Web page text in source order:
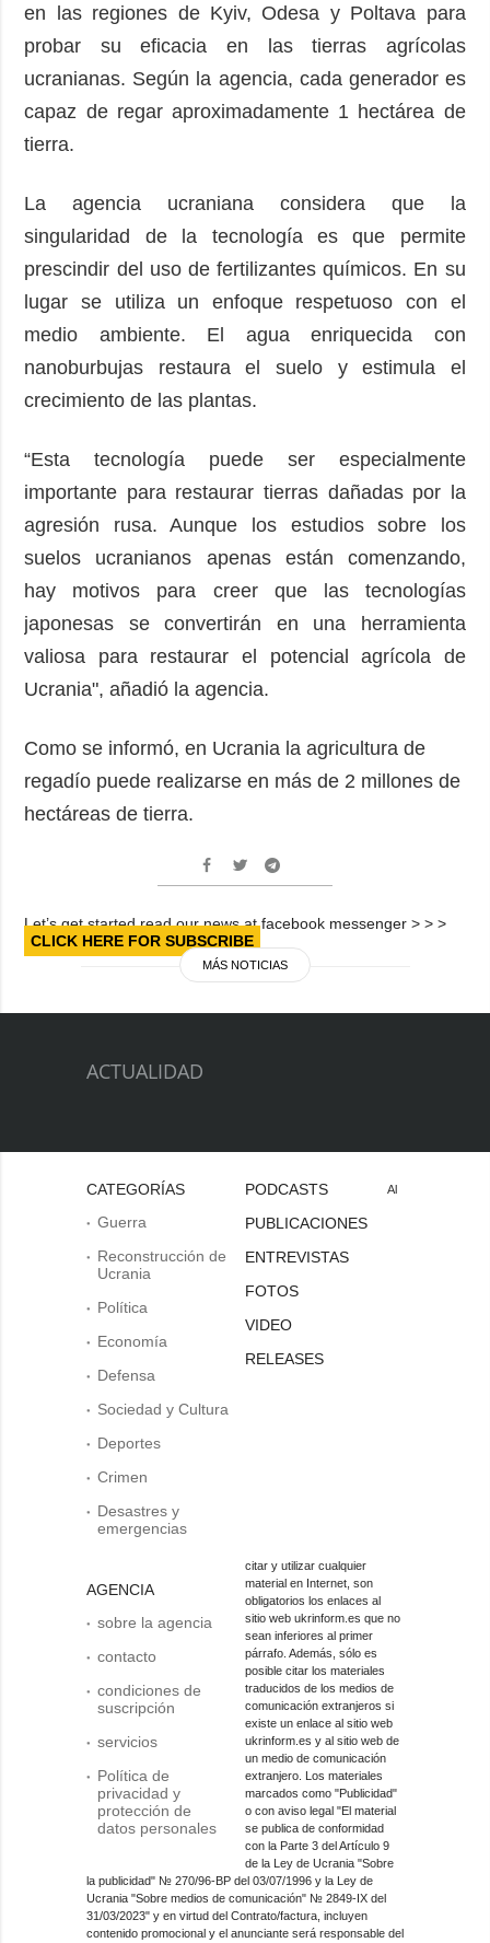
en las regiones de Kyiv, Odesa y Poltava para
probar su eficacia en las tierras agrícolas
ucranianas. Según la agencia, cada generador es
capaz de regar aproximadamente 1 hectárea de
tierra.
La agencia ucraniana considera que la
singularidad de la tecnología es que permite
prescindir del uso de fertilizantes químicos. En su
lugar se utiliza un enfoque respetuoso con el
medio ambiente. El agua enriquecida con
nanoburbujas restaura el suelo y estimula el
crecimiento de las plantas.
“Esta tecnología puede ser especialmente
importante para restaurar tierras dañadas por la
agresión rusa. Aunque los estudios sobre los
suelos ucranianos apenas están comenzando,
hay motivos para creer que las tecnologías
japonesas se convertirán en una herramienta
valiosa para restaurar el potencial agrícola de
Ucrania", añadió la agencia.
Como se informó, en Ucrania la agricultura de
regadío puede realizarse en más de 2 millones de
hectáreas de tierra.
Let’s get started read our news at facebook messenger > > >
CLICK HERE FOR SUBSCRIBE
MÁS NOTICIAS
ACTUALIDAD
CATEGORÍAS
Guerra
Reconstrucción de
Ucrania
Política
Economía
Defensa
Sociedad y Cultura
Deportes
Crimen
Desastres y
emergencias
AGENCIA
sobre la agencia
contacto
condiciones de
suscripción
servicios
Política de
privacidad y
protección de
datos personales
PODCASTS
PUBLICACIONES
ENTREVISTAS
FOTOS
VIDEO
RELEASES
Al
citar y utilizar cualquier
material en Internet, son
obligatorios los enlaces al
sitio web ukrinform.es que no
sean inferiores al primer
párrafo. Además, sólo es
posible citar los materiales
traducidos de los medios de
comunicación extranjeros si
existe un enlace al sitio web
ukrinform.es y al sitio web de
un medio de comunicación
extranjero. Los materiales
marcados como "Publicidad"
o con aviso legal "El material
se publica de conformidad
con la Parte 3 del Artículo 9
de la Ley de Ucrania "Sobre
la publicidad" № 270/96-ВР del 03/07/1996 y la Ley de
Ucrania "Sobre medios de comunicación" № 2849-IX del
31/03/2023" y en virtud del Contrato/factura, incluyen
contenido promocional y el anunciante será responsable del